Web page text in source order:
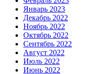
Январь 2023
Декабрь 2022
Ноябрь 2022
Октябрь 2022
Сентябрь 2022
Август 2022
Июль 2022
Июнь 2022